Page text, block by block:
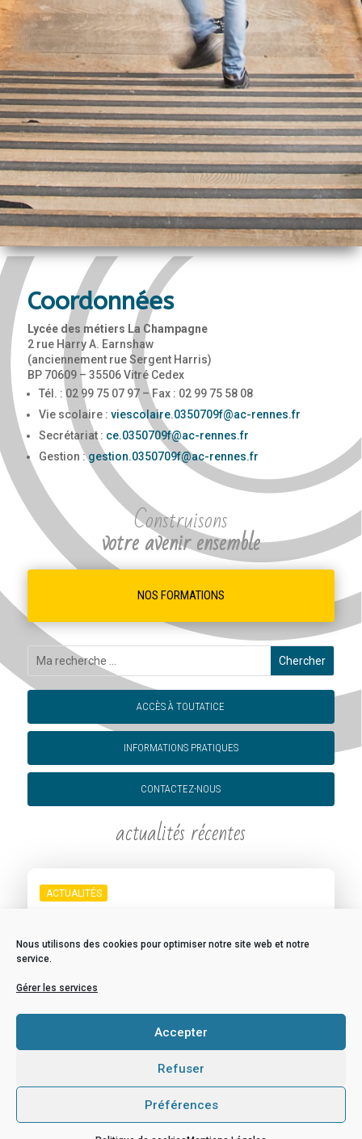
Nous utilisons des cookies pour optimiser notre site web et notre
service.
Gérer les services
Accepter
Refuser
Préférences
Coordonnées
Lycée des métiers La Champagne
2 rue Harry A. Earnshaw
(anciennement rue Sergent Harris)
BP 70609 – 35506 Vitré Cedex
Tél. : 02 99 75 07 97 – Fax : 02 99 75 58 08
Vie scolaire : viescolaire.0350709f@ac-rennes.fr
Secrétariat : ce.0350709f@ac-rennes.fr
Gestion :gestion.0350709f@ac-rennes.fr
Construisons
votre avenir ensemble
NOS FORMATIONS
ACCÈS À TOUTATICE
INFORMATIONS PRATIQUES
CONTACTEZ-NOUS
actualités récentes
ACTUALITÉS
Relationnelle et Sexuelle
5 MARS 2026
ACTUALITÉS